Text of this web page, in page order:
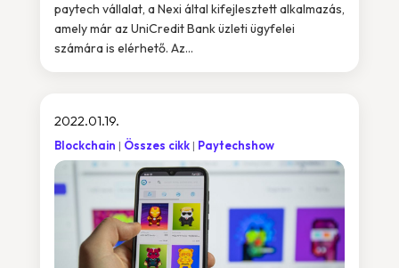
paytech vállalat, a Nexi által kifejlesztett alkalmazás,
amely már az UniCredit Bank üzleti ügyfelei
számára is elérhető. Az...
2022.01.19.
Blockchain Összes cikk Paytechshow